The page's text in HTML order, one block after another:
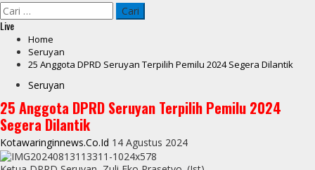
Cari
untuk:
Live
Home
Seruyan
25 Anggota DPRD Seruyan Terpilih Pemilu 2024 Segera Dilantik
Seruyan
25 Anggota DPRD Seruyan Terpilih Pemilu 2024
Segera Dilantik
Kotawaringinnews.co.id 14 Agustus 2024